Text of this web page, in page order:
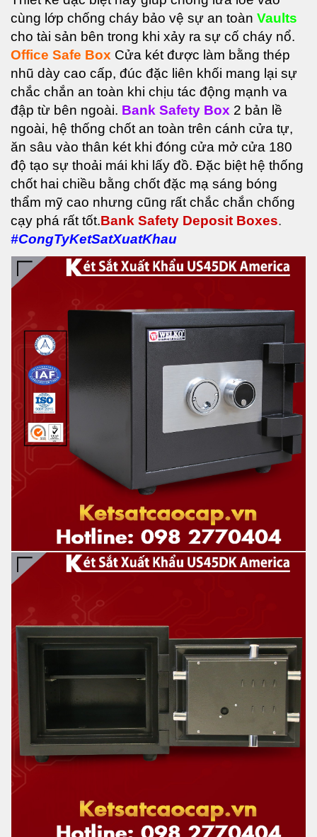
cùng lớp chống cháy bảo vệ sự an toàn Vaults
cho tài sản bên trong khi xảy ra sự cố cháy nổ.
Office Safe Box Cửa két được làm bằng thép
nhũ dày cao cấp, đúc đặc liên khối mang lại sự
chắc chắn an toàn khi chịu tác động mạnh va
đập từ bên ngoài. Bank Safety Box 2 bản lề
ngoài, hệ thống chốt an toàn trên cánh cửa tự,
ăn sâu vào thân két khi đóng cửa mở cửa 180
độ tạo sự thoải mái khi lấy đồ. Đặc biệt hệ thống
chốt hai chiều bằng chốt đặc mạ sáng bóng
thẩm mỹ cao nhưng cũng rất chắc chắn chống
cạy phá rất tốt.Bank Safety Deposit Boxes.
#CongTyKetSatXuatKhau